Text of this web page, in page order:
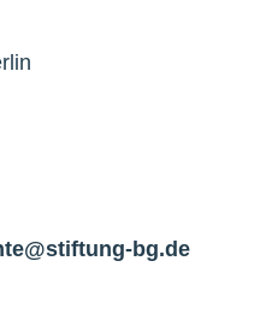
bg.de